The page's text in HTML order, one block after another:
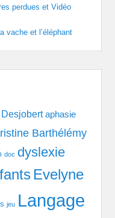
perdues et Vidéo
vache et l’éléphant
aphasie
Barthélémy
doc dyslexie
Evelyne
jeu Langage